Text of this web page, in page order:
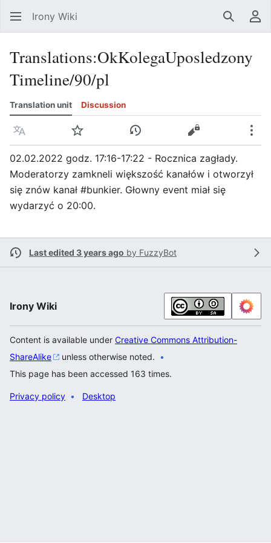
Irony Wiki Search
Translations:OkKolegaUposledzony
Timeline/90/pl
Translation unit Discussion
Language Watch View historyView source
02.02.2022 godz. 17:16-17:22 - Rocznica zagłady.
Moderatorzy zamkneli większość kanałów i otworzył
się znów kanał #bunkier. Głowny event miał się
wydarzyć o 20:00.
Last edited 3 years ago by FuzzyBot
Irony Wiki
Content is available under Creative Commons Attribution-
ShareAlike
unless otherwise noted.
This page has been accessed 163 times.
Privacy policy Desktop